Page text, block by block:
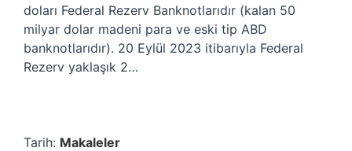
doları Federal Rezerv Banknotlarıdır (kalan 50
milyar dolar madeni para ve eski tip ABD
banknotlarıdır). 20 Eylül 2023 itibarıyla Federal
Rezerv yaklaşık 2…
Tarih: Makaleler